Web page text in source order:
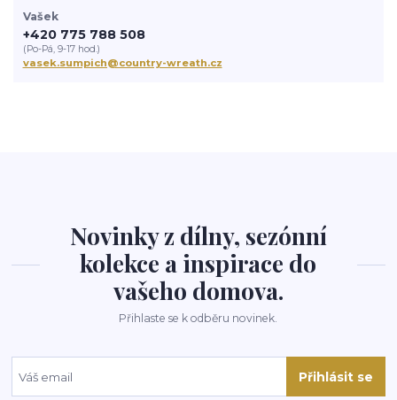
Vašek
+420 775 788 508
(Po-Pá, 9-17 hod.)
vasek.sumpich@country-wreath.cz
Novinky z dílny, sezónní
kolekce a inspirace do
vašeho domova.
Přihlaste se k odběru novinek.
Přihlásit se